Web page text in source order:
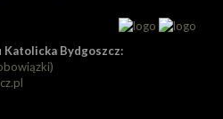
Bydgoszcz: